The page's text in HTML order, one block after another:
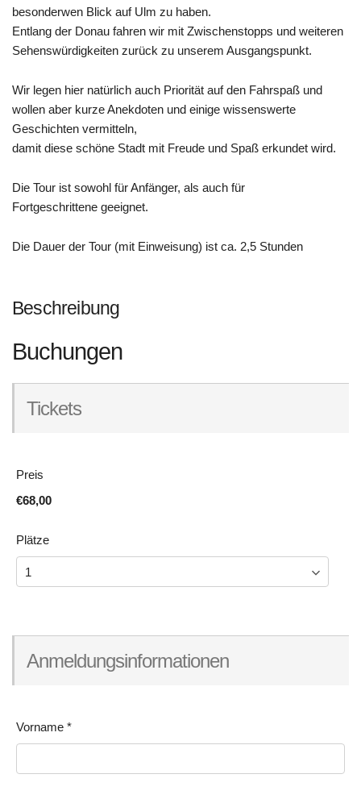
besonderwen Blick auf Ulm zu haben.
Entlang der Donau fahren wir mit Zwischenstopps und weiteren
Sehenswürdigkeiten zurück zu unserem Ausgangspunkt.
Wir legen hier natürlich auch Priorität auf den Fahrspaß und
wollen aber kurze Anekdoten und einige wissenswerte
Geschichten vermitteln,
damit diese schöne Stadt mit Freude und Spaß erkundet wird.
Die Tour ist sowohl für Anfänger, als auch für
Fortgeschrittene geeignet.
Die Dauer der Tour (mit Einweisung) ist ca. 2,5 Stunden
Beschreibung
Buchungen
Tickets
Preis
€68,00
Plätze
Anmeldungsinformationen
Vorname *